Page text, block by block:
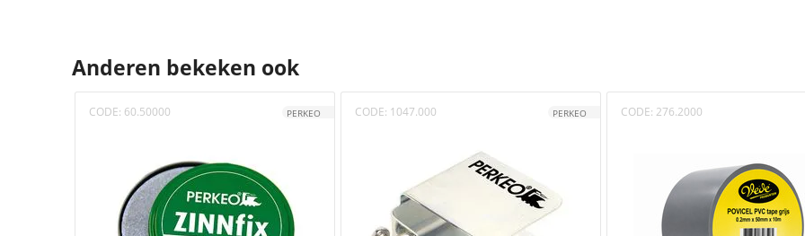
Anderen bekeken ook
CODE: 60.50000 PERKEO CODE: 1047.000 PERKEO CODE: 276.2000